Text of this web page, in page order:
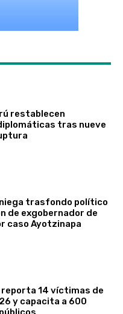
restablecen
tras nueve
trasfondo político
de exgobernador de
caso Ayotzinapa
reporta 14 víctimas de
y capacita a 600